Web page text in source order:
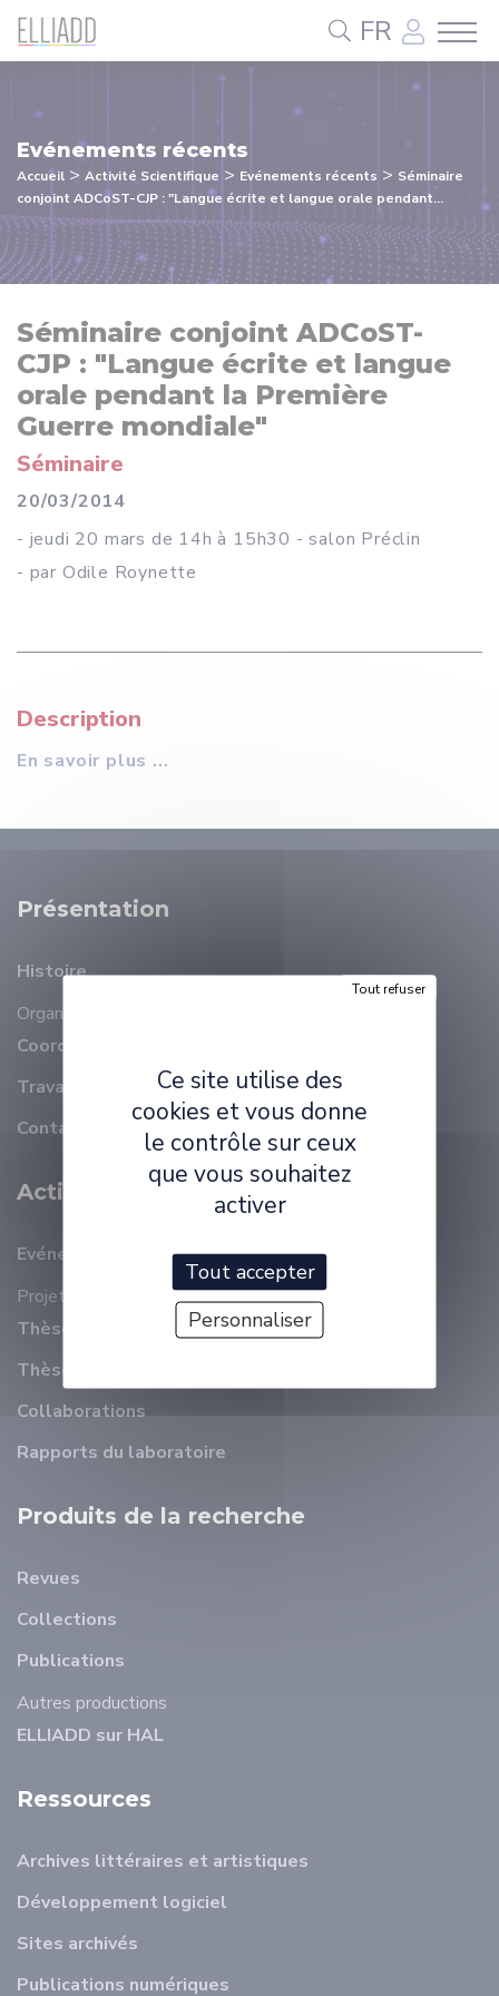
FR
Evénements récents
Accueil > Activité Scientifique > Evénements récents > Séminaire
conjoint ADCoST-CJP : "Langue écrite et langue orale pendant...
Séminaire conjoint ADCoST-
CJP : "Langue écrite et langue
orale pendant la Première
Guerre mondiale"
Séminaire
20/03/2014
- jeudi 20 mars de 14h à 15h30 - salon Préclin
- par Odile Roynette
Description
En savoir plus ...
Présentation
Histoire
Organisation
Coordonnées
Travailler à ELLIADD
Contact
Activité Scientifique
Evénements récents
Projets
Thèses en cours
Thèses soutenues
Collaborations
Rapports du laboratoire
Produits de la recherche
Revues
Collections
Publications
Autres productions
ELLIADD sur HAL
Ressources
Archives littéraires et artistiques
Développement logiciel
Sites archivés
Publications numériques
Panneau de gestion des cookies
Ce site utilise des
cookies et vous donne
le contrôle sur ceux
que vous souhaitez
activer
Tout accepter
Tout refuser
Personnaliser